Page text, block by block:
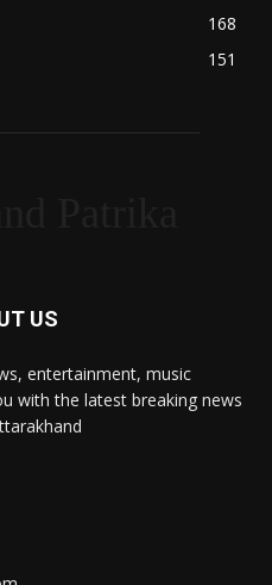
168
151
US
entertainment, music
with the latest breaking news